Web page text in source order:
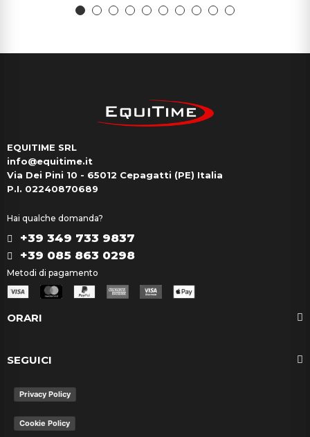
EQUITIME SRL
info@equitime.it
Via Dei Pini 10 - 65012 Cepagatti (PE) Italia
P.I. 02240870689
Hai qualche domanda?
+39 349 733 9837
+39 085 863 0298
Metodi di pagamento
ORARI
SEGUICI
Privacy Policy
Cookie Policy